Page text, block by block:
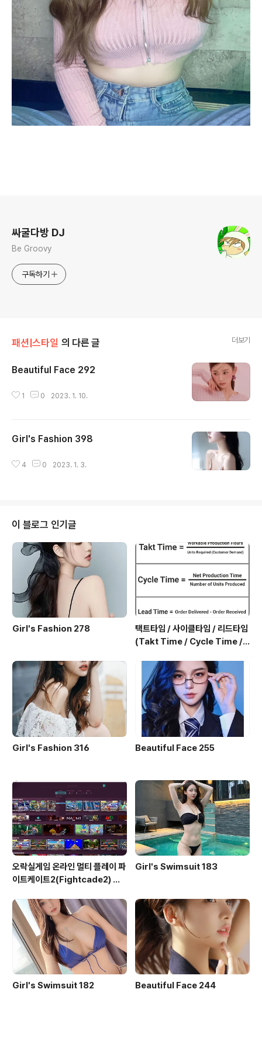
싸굴다방 DJ
Be Groovy
구독하기
패션|스타일 의 다른 글 더보기
Beautiful Face 292
1 0 2023. 1. 10.
Girl's Fashion 398
4 0 2023. 1. 3.
이 블로그 인기글
Girl's Fashion 278
택트타임 / 사이클타임 / 리드타임
(Takt Time / Cycle Time / L
Girl's Fashion 316 Beautiful Face 255
오락실게임 온라인 멀티 플레이 파
이트케이트2(Fightcade2) 설
Girl's Swimsuit 183
Girl's Swimsuit 182 Beautiful Face 244